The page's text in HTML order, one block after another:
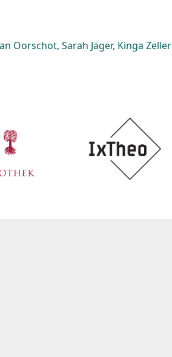
Oorschot, Sarah Jäger, Kinga Zeller